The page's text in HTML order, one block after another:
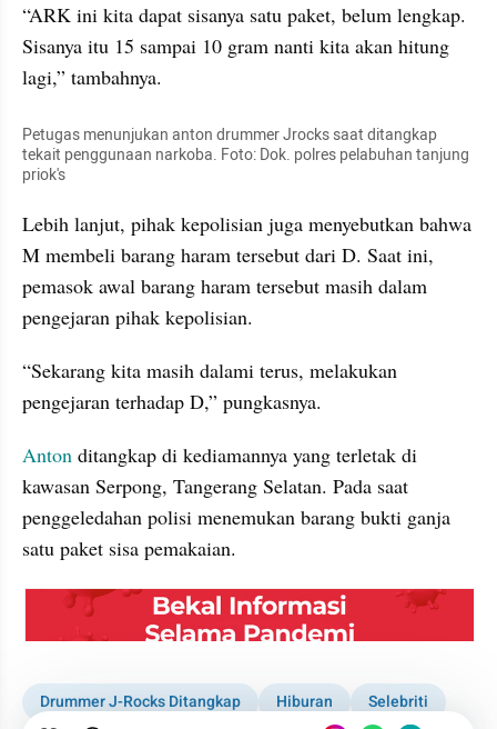
“ARK ini kita dapat sisanya satu paket, belum lengkap.
Sisanya itu 15 sampai 10 gram nanti kita akan hitung
lagi,” tambahnya.
Petugas menunjukan anton drummer Jrocks saat ditangkap
tekait penggunaan narkoba. Foto: Dok. polres pelabuhan tanjung
priok's
Lebih lanjut, pihak kepolisian juga menyebutkan bahwa
M membeli barang haram tersebut dari D. Saat ini,
pemasok awal barang haram tersebut masih dalam
pengejaran pihak kepolisian.
“Sekarang kita masih dalami terus, melakukan
pengejaran terhadap D,” pungkasnya.
Anton ditangkap di kediamannya yang terletak di
kawasan Serpong, Tangerang Selatan. Pada saat
penggeledahan polisi menemukan barang bukti ganja
satu paket sisa pemakaian.
embed from external kumparan
Drummer J-Rocks Ditangkap Hiburan
Selebriti